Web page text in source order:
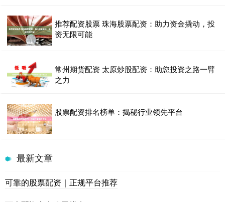
推荐配资股票 珠海股票配资：助力资金撬动，投
资无限可能
常州期货配资 太原炒股配资：助您投资之路一臂
之力
股票配资排名榜单：揭秘行业领先平台
最新文章
可靠的股票配资｜正规平台推荐